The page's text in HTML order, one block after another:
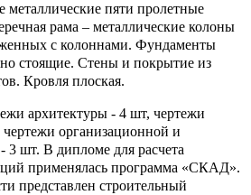
металлические пяти пролетные
рама – металлические колоны
с колоннами. Фундаменты
стоящие. Стены и покрытие из
Кровля плоская.
архитектуры - 4 шт, чертежи
организационной и
3 шт. В дипломе для расчета
применялась программа «СКАД».
представлен строительный